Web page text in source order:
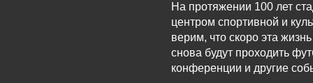
На протяжении 100 лет
центром спортивной и
верим, что скоро эта
снова будут проходить
конференции и другие